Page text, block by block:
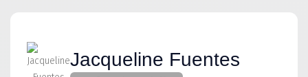
Jacqueline Fuentes